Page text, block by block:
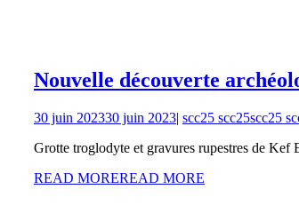
Nouvelle découverte
30 juin 202330 juin 2023| scc25 scc25scc25
Grotte troglodyte et gravures rupestres de Kef
READ MOREREAD MORE